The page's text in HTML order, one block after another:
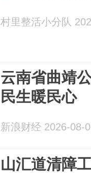
村里整活小分队
云南省曲靖
民生暖民心
新浪财经 2026-08-
山汇道清障